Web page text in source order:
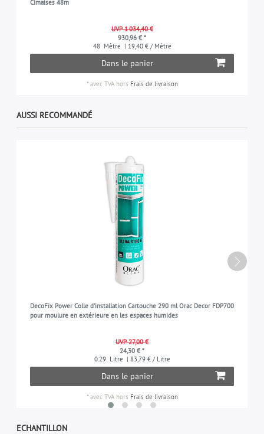
Cimaises 48m
UVP 1 034,40 €
930,96 € *
48 Mètre | 19,40 € / Mètre
Dans le panier
*avec TVAhors Frais de livraison
AUSSI RECOMMANDÉ
DecoFix Power Colle d'installation Cartouche 290 ml Orac Decor FDP700
pour moulure en extérieure en les espaces humides
UVP 27,00 €
24,30 € *
0.29 Litre | 83,79 € / Litre
Dans le panier
*avec TVAhors Frais de livraison
ECHANTILLON